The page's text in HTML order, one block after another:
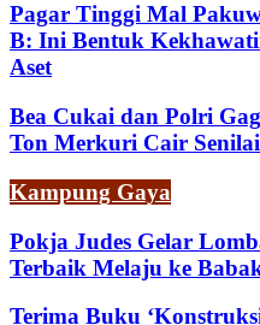
Pagar Tinggi Mal
B: Ini Bentuk
Aset
Bea Cukai dan Polri
Ton Merkuri Cair
Kampung Gaya
Pokja Judes Gelar
Terbaik Melaju ke
Terima Buku